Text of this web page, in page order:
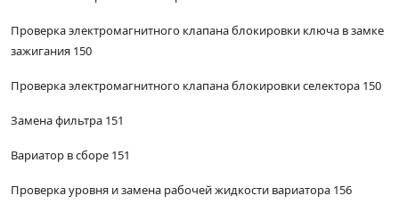
Проверка электромагнитного клапана блокировки ключа в замке
зажигания 150
Проверка электромагнитного клапана блокировки селектора 150
Замена фильтра 151
Вариатор в сборе 151
Проверка уровня и замена рабочей жидкости вариатора 156